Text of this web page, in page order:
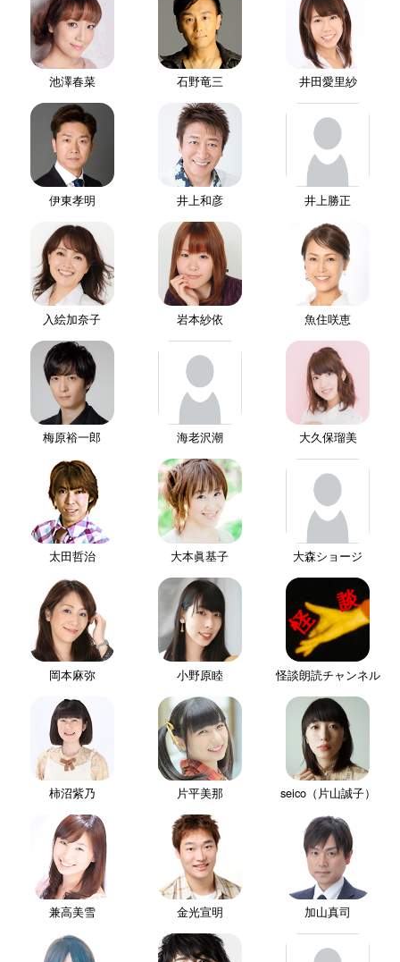
池澤春菜 石野竜三 井田愛里紗
伊東孝明 井上和彦 井上勝正
入絵加奈子 岩本紗依 魚住咲恵
梅原裕一郎 海老沢潮 大久保瑠美
太田哲治 大本眞基子 大森ショージ
岡本麻弥 小野原睦 怪談朗読チャンネル
柿沼紫乃 片平美那 seico（片山誠子）
兼高美雪 金光宣明 加山真司